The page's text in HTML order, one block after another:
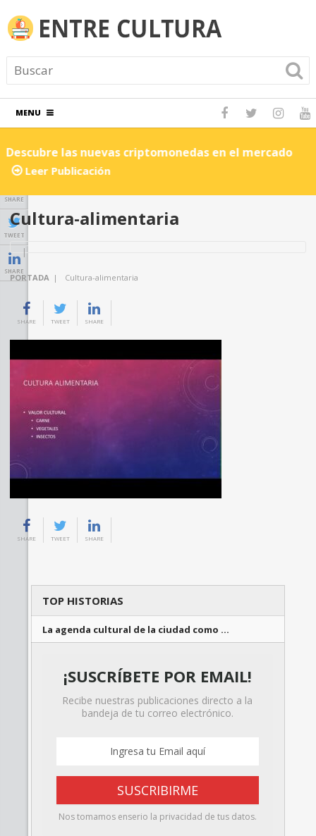
MENU
Descubre las nuevas criptomonedas en el mercado
Leer Publicación
SHARE
TWEET
SHARE
Cultura-alimentaria
PORTADA | Cultura-alimentaria
SHARE TWEET SHARE
SHARE TWEET SHARE
TOP HISTORIAS
La agenda cultural de la ciudad como …
¡SUSCRÍBETE POR EMAIL!
Recibe nuestras publicaciones directo a la
bandeja de tu correo electrónico.
Nos tomamos enserio la privacidad de tus datos.